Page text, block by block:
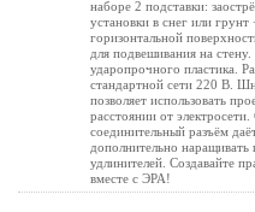
наборе 2 подставки:
установки в снег или
горизонтальной
для подвешивания на
ударопрочного пластика.
стандартной сети 220 В.
позволяет использовать
расстоянии от
соединительный разъём
дополнительно
удлинителей. Создавайте
вместе с ЭРА!